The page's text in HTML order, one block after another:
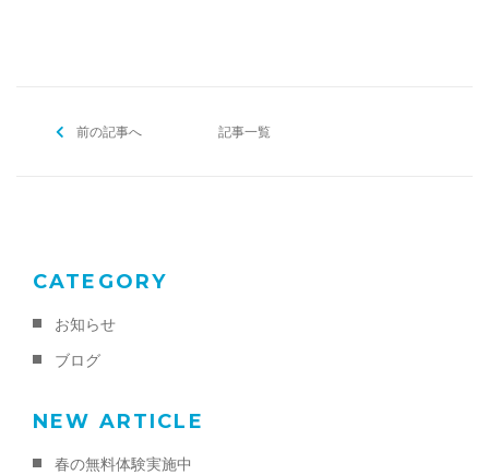
前の記事へ 記事一覧
CATEGORY
お知らせ
ブログ
NEW ARTICLE
春の無料体験実施中